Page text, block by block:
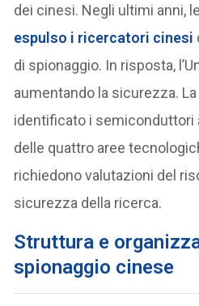
dei cinesi. Negli ultimi anni,
espulso i ricercatori cinesi
di spionaggio. In risposta,
aumentando la sicurezza.
identificato i semiconduttori
delle quattro aree
richiedono valutazioni del
sicurezza della ricerca.
Struttura e
spionaggio cinese